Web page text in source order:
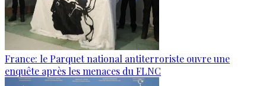
France: le Parquet national antiterroriste ouvre une
enquête après les menaces du FLNC